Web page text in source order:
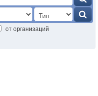
от организаций